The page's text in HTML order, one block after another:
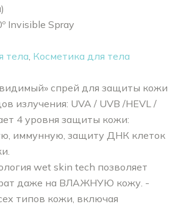
Invisible Spray
тела, Косметика для тела
спрей для защиты кожи
излучения: UVA / UVB /HEVL /
4 уровня защиты кожи:
иммунную, защиту ДНК клеток
wet skin tech позволяет
даже на ВЛАЖНУЮ кожу. -
типов кожи, включая